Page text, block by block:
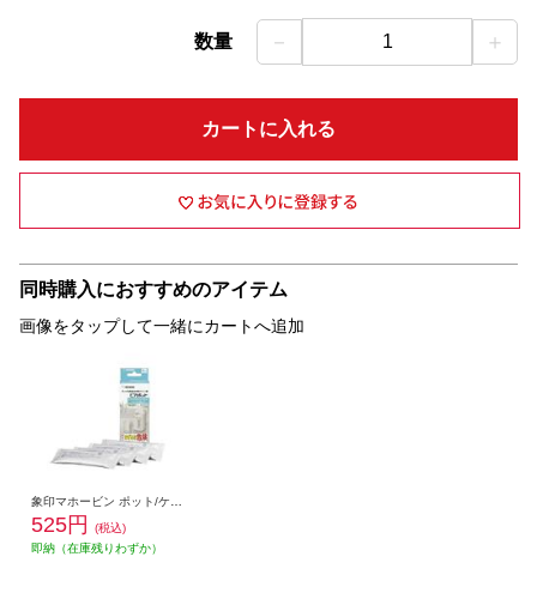
数量 － 1 ＋
カートに入れる
同時購入におすすめのアイテム
画像をタップして一緒にカートへ追加
525円
(税込)
即納（在庫残りわずか）